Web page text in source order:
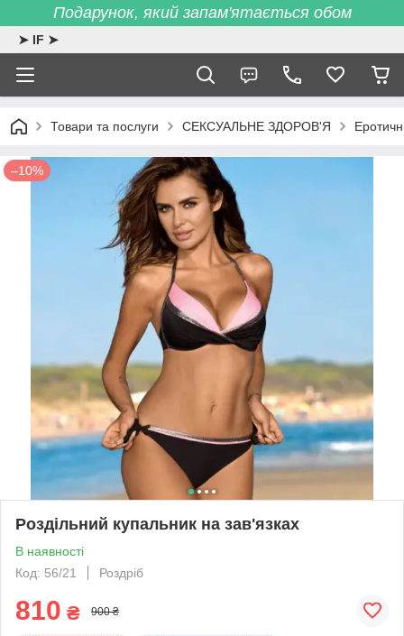
Подарунок, який запам'ятається обом
➤ IF ➤
Товари та послуги СЕКСУАЛЬНЕ ЗДОРОВ'Я
–10%
Роздільний купальник на зав'язках
В наявності
Код: 56/21
Роздріб
810 ₴ 900 ₴